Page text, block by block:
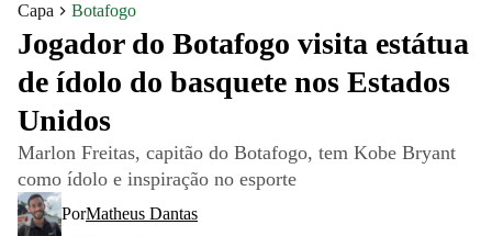
Capa Botafogo
Jogador do Botafogo visita estátua
de ídolo do basquete nos Estados
Unidos
Marlon Freitas, capitão do Botafogo, tem Kobe Bryant
como ídolo e inspiração no esporte
PorMatheus Dantas